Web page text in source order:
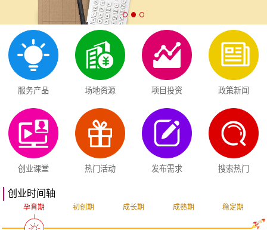
服务产品 场地资源 项目投资 政策新闻
创业课堂 热门活动 发布需求 搜索热门
创业时间轴
孕育期 初创期 成长期 成熟期 稳定期